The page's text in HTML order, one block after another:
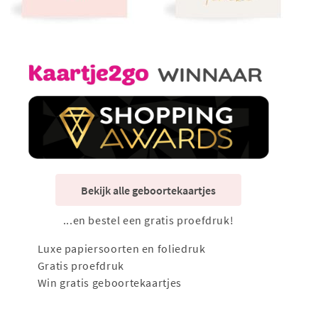
Bekijk alle geboortekaartjes
...en bestel een gratis proefdruk!
Luxe papiersoorten en foliedruk
Gratis proefdruk
Win gratis geboortekaartjes